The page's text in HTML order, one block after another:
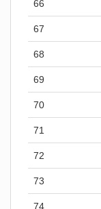
66
67
68
69
70
71
72
73
74